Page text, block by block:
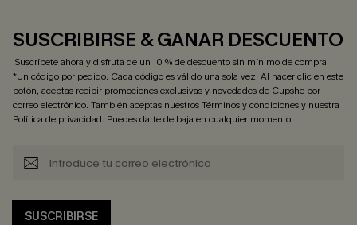
SUSCRIBIRSE & GANAR DESCUENTO
¡Suscríbete ahora y disfruta de un 10 % de descuento sin mínimo de compra!
*Un código por pedido. Cada código es válido una sola vez. Al hacer clic en este
botón, aceptas recibir promociones exclusivas y novedades de Cupshe por
correo electrónico. También aceptas nuestrosTérminos y condicionesy nuestra
Política de privacidad. Puedes darte de baja en cualquier momento.
SUSCRIBIRSE